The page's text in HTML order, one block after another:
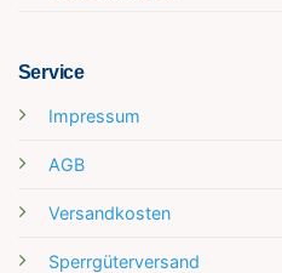
Service
Impressum
AGB
Versandkosten
Sperrgüterversand